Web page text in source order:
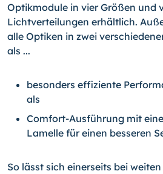
Optikmodule in vier Größen und
Lichtverteilungen erhältlich.
alle Optiken in zwei
als ...
besonders effiziente
als
Comfort-Ausführung mit
Lamelle für einen besseren
So lässt sich einerseits bei